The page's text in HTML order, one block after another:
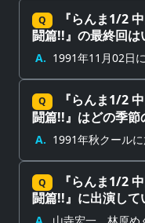
Q
『らんま1/2
闘篇!!』の最終回は
A. 1991年11月02日
Q
『らんま1/2
闘篇!!』はどの季節
A. 1991年秋クールに
Q
『らんま1/2
闘篇!!』に出演して